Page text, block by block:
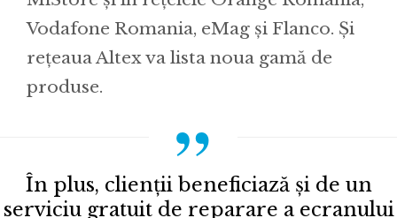
Vodafone Romania, eMag și Flanco. Și
rețeaua Altex va lista noua gamă de
produse.
În plus, clienții beneficiază și de un
serviciu gratuit de reparare a ecranului